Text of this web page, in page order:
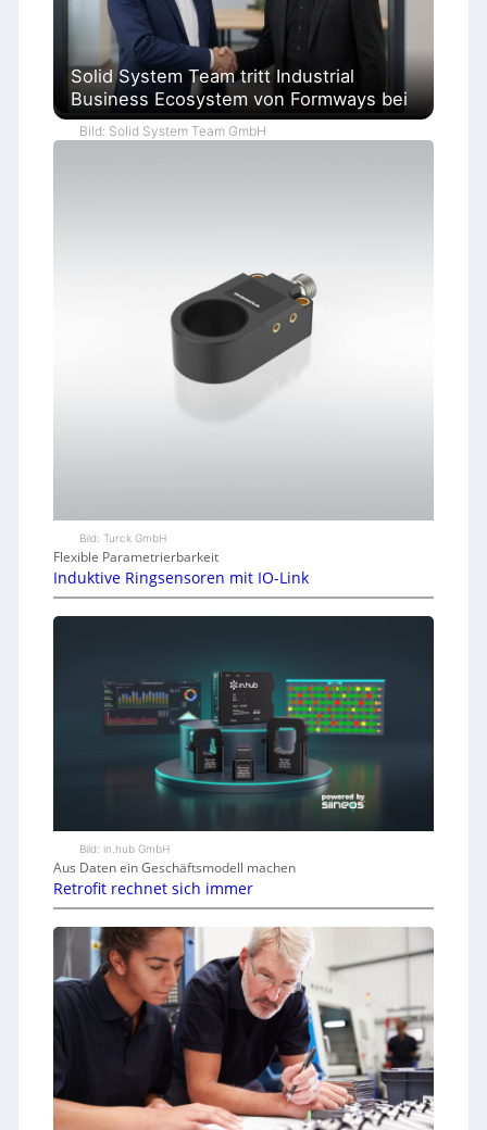
Solid System Team tritt Industrial
Business Ecosystem von Formways bei
Bild: Solid System Team GmbH
Bild: Turck GmbH
Flexible Parametrierbarkeit
Induktive Ringsensoren mit IO-Link
Bild: in.hub GmbH
Aus Daten ein Geschäftsmodell machen
Retrofit rechnet sich immer